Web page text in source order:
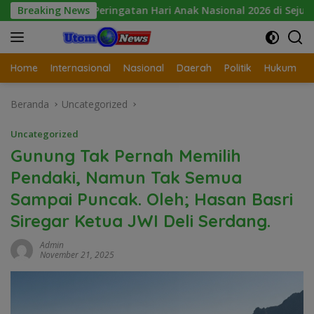
Langsung
ke
konten
Breaking News
Hari Anak Nasional 2026 di Sejumlah Sekolah Belum
Home Internasional Nasional Daerah Politik Hukum
Beranda Uncategorized
Uncategorized
Gunung Tak Pernah Memilih
Pendaki, Namun Tak Semua
Sampai Puncak. Oleh; Hasan Basri
Siregar Ketua JWI Deli Serdang.
Admin
November 21, 2025